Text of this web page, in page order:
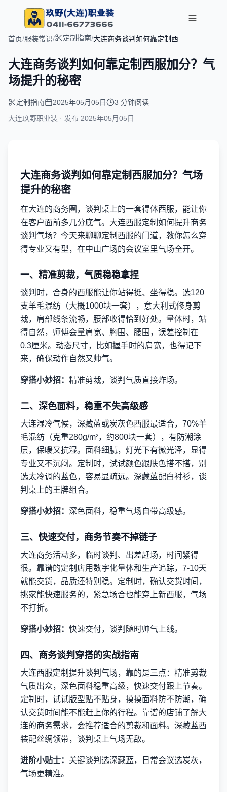
首页/服装常识/ 定制指南/大连商务谈判如何靠定制西服
大连商务谈判如何靠定制西服加分？气
场提升的秘密
定制指南 2025年05月05日
3 分钟阅读
大连玖野职业装 · 发布 2025年05月05日
大连商务谈判如何靠定制西服加分？气场
提升的秘密
在大连的商务圈，谈判桌上的一套得体西服，能让你
在客户面前多几分底气。大连西服定制如何提升商务
谈判气场？今天来聊聊定制西服的门道，教你怎么穿
得专业又有型，在中山广场的会议室里气场全开。
一、精准剪裁，气质稳稳拿捏
谈判时，合身的西服能让你站得挺、坐得稳。选120
支羊毛混纺（大概1000块一套），意大利式修身剪
裁，肩部线条流畅，腰部收得恰到好处。量体时，站
得自然，师傅会量肩宽、胸围、腰围，误差控制在
0.3厘米。动态尺寸，比如握手时的肩宽，也得记下
来，确保动作自然又帅气。
穿搭小妙招： 精准剪裁，谈判气质直接炸场。
二、深色面料，稳重不失高级感
大连湿冷气候，深藏蓝或炭灰色西服最适合，70%羊
毛混纺（克重280g/m²，约800块一套），有防潮涂
层，保暖又抗湿。面料细腻，灯光下有微光泽，显得
专业又不沉闷。定制时，试试颜色跟肤色搭不搭，别
选太冷调的蓝色，容易显疏远。深藏蓝配白衬衫，谈
判桌上的王牌组合。
穿搭小妙招： 深色面料，稳重气场自带高级感。
三、快速交付，商务节奏不掉链子
大连商务活动多，临时谈判、出差赶场，时间紧得
很。靠谱的定制店用数字化量体和生产追踪，7-10天
就能交货，品质还特别稳。定制时，确认交货时间，
挑家能快速服务的，紧急场合也能穿上新西服，气场
不打折。
穿搭小妙招： 快速交付，谈判随时帅气上线。
四、商务谈判穿搭的实战指南
大连西服定制提升谈判气场，靠的是三点：精准剪裁
气质出众，深色面料稳重高级，快速交付跟上节奏。
定制时，试试版型贴不贴身，摸摸面料防不防潮，确
认交货时间能不能赶上你的行程。靠谱的店铺了解大
连的商务需求，会推荐适合的剪裁和面料。深藏蓝西
装配丝绸领带，谈判桌上气场无敌。
进阶小贴士： 关键谈判选深藏蓝，日常会议选炭灰，
气场更精准。